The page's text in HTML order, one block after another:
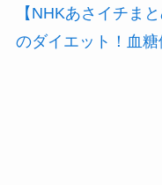
【NHKあさイチま
のダイエット！血糖